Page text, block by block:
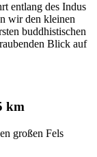
entlang des Indus
wir den kleinen
buddhistischen
Blick auf
km